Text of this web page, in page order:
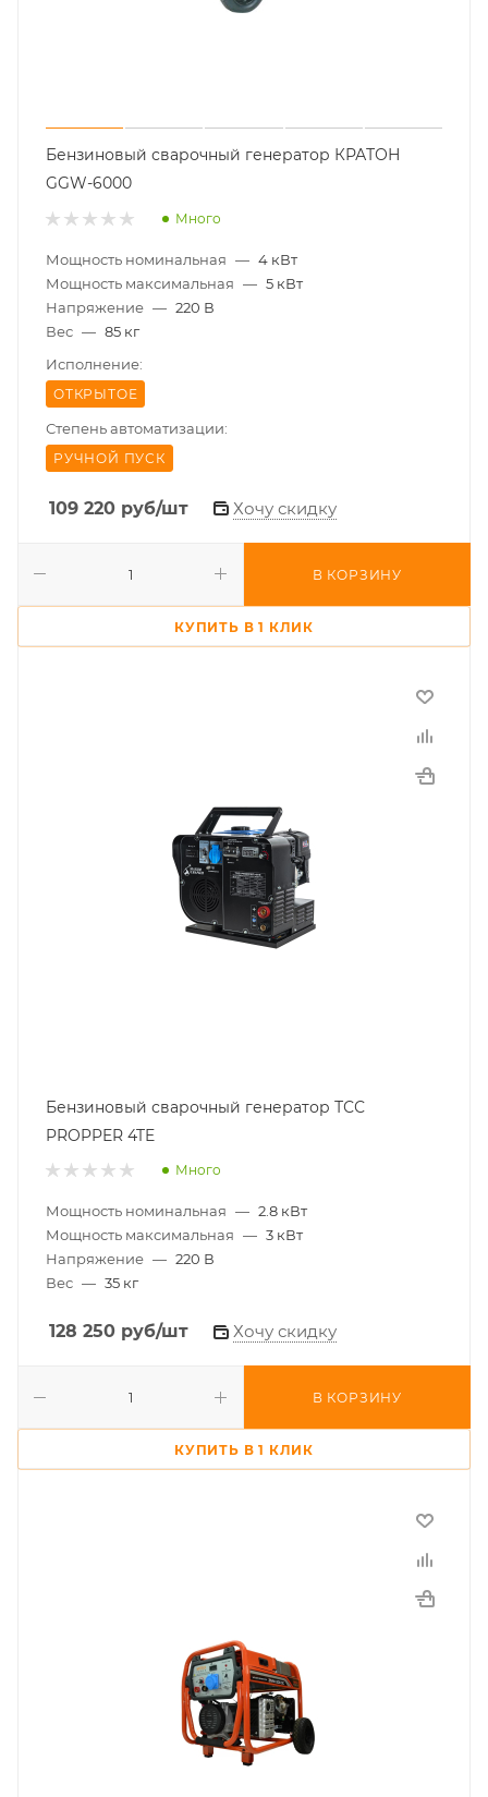
Бензиновый сварочный генератор КРАТОН
GGW-6000
Много
Мощность номинальная — 4 кВт
Мощность максимальная — 5 кВт
Напряжение — 220 В
Вес — 85 кг
Исполнение:
ОТКРЫТОЕ
Степень автоматизации:
РУЧНОЙ ПУСК
109 220 руб/шт Хочу скидку
В КОРЗИНУ
КУПИТЬ В 1 КЛИК
Бензиновый сварочный генератор ТСС
PROPPER 4TE
Много
Мощность номинальная — 2.8 кВт
Мощность максимальная — 3 кВт
Напряжение — 220 В
Вес — 35 кг
128 250 руб/шт Хочу скидку
В КОРЗИНУ
КУПИТЬ В 1 КЛИК